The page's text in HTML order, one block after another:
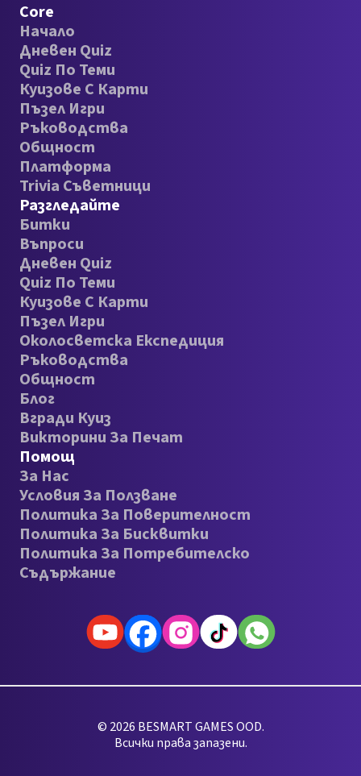
Core
Начало
Дневен Quiz
Quiz По Теми
Куизове С Карти
Пъзел Игри
Ръководства
Общност
Платформа
Trivia Съветници
Разгледайте
Битки
Въпроси
Дневен Quiz
Quiz По Теми
Куизове С Карти
Пъзел Игри
Околосветска Експедиция
Ръководства
Общност
Блог
Вгради Куиз
Викторини За Печат
Помощ
За Нас
Условия За Ползване
Политика За Поверителност
Политика За Бисквитки
Политика За Потребителско
Съдържание
© 2026 BESMART GAMES OOD.
Всички права запазени.